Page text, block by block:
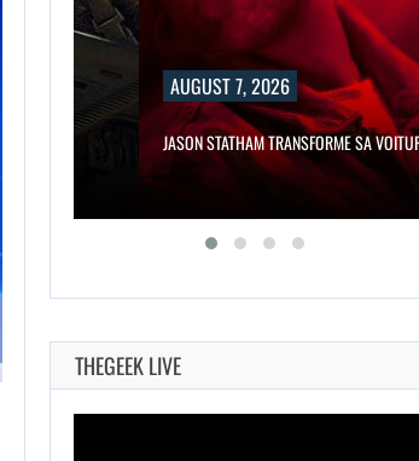
AUGUST 7, 2026
JASON STATHAM TRANSFORME SA VOITURE…
THEGEEK LIVE